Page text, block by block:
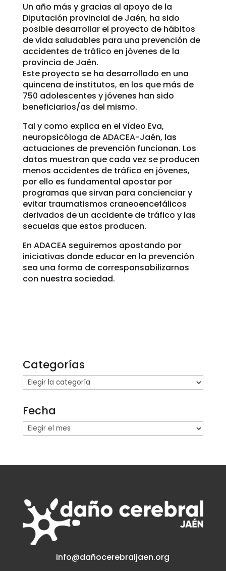
Un año más y gracias al apoyo de la
Diputación provincial de Jaén, ha sido
posible desarrollar el proyecto de hábitos
de vida saludables para una prevención de
accidentes de tráfico en jóvenes de la
provincia de Jaén.
Este proyecto se ha desarrollado en una
quincena de institutos, en los que más de
750 adolescentes y jóvenes han sido
beneficiarios/as del mismo.
Tal y como explica en el vídeo Eva,
neuropsicóloga de ADACEA-Jaén, las
actuaciones de prevención funcionan. Los
datos muestran que cada vez se producen
menos accidentes de tráfico en jóvenes,
por ello es fundamental apostar por
programas que sirvan para concienciar y
evitar traumatismos craneoencefálicos
derivados de un accidente de tráfico y las
secuelas que estos producen.
En ADACEA seguiremos apostando por
iniciativas donde educar en la prevención
sea una forma de corresponsabilizarnos
con nuestra sociedad.
Categorías
Categorías
Fecha
Fecha
info@dañocerebraljaen.org